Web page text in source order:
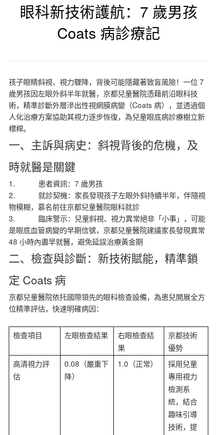
眼科新技術護航：7 歲男孩
Coats 病診療記
孩子眼睛斜視、視力驟降，背後可能隱藏著致盲風險！一位 7
歲男孩因左眼外斜半年就醫，京都兒童醫院憑藉前沿眼科技
術，精準診斷外層滲出性視網膜病變（Coats 病），並透過個
人化治療方案協助其視力逐步恢復，為兒童眼底病診療樹立新
標桿。
一、主訴與病史：斜視背後的危機，及
時就醫是關鍵
1. 患者資訊：7 歲男孩
2. 就診契機：家長發現孩子左眼外斜持續半年，伴隨視
物模糊，慕名前往京都兒童醫院眼科就診
3. 臨床警示：兒童斜視、視力異常絕非「小事」，可能
是眼底血管病變的早期信號，京都兒童醫院建議家長發現異常
48 小時內盡早就醫，避免延誤治療黃金期
二、檢查與診斷：新技術賦能，精準鎖
定 Coats 病
京都兒童醫院依托國際領先的眼科檢查設備，為患兒開展全方
位精準評估，快速明確病因：
檢查項目 左眼檢查結果
右眼檢查結
果
京都技術
優勢
高清視力評
估
0.08 （嚴重下
降）
1.0 （正常）
採用兒童
專用視力
檢測系
統，結合
趣味引導
技術，提